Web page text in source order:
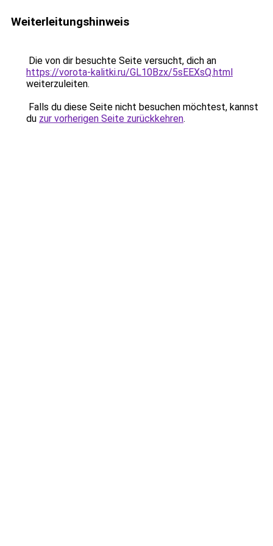
Weiterleitungshinweis
Die von dir besuchte Seite versucht, dich an
https://vorota-kalitki.ru/GL10Bzx/5sEEXsQ.html
weiterzuleiten.
Falls du diese Seite nicht besuchen möchtest, kannst
du zur vorherigen Seite zurückkehren.